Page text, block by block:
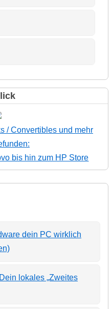
/ Convertibles und mehr
bis hin zum HP Store
dein PC wirklich
lokales „Zweites